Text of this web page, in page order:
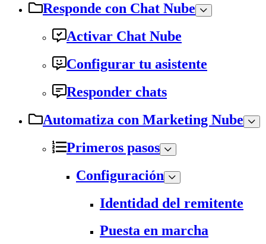
Responde con Chat Nube
Activar Chat Nube
Configurar tu asistente
Responder chats
Automatiza con Marketing Nube
Primeros pasos
Configuración
Identidad del remitente
Puesta en marcha